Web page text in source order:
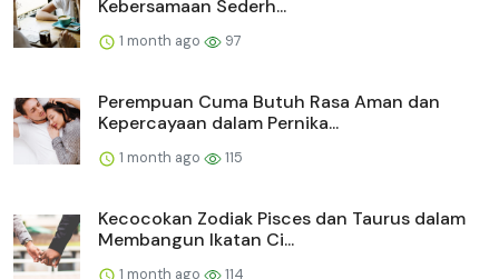
Kebersamaan Sederh...
1 month ago 97
Perempuan Cuma Butuh Rasa Aman dan
Kepercayaan dalam Pernika...
1 month ago 115
Kecocokan Zodiak Pisces dan Taurus dalam
Membangun Ikatan Ci...
1 month ago 114